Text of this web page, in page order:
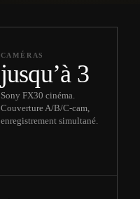
CAMÉRAS
jusqu’à 3
Sony FX30 cinéma.
Couverture A/B/C-cam,
enregistrement simultané.